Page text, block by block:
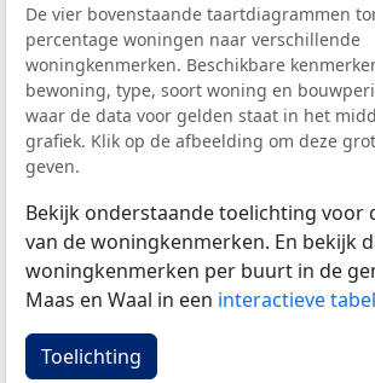
De vier bovenstaande taartdiagrammen
percentage woningen naar verschillende
woningkenmerken. Beschikbare
bewoning, type, soort woning en
waar de data voor gelden staat in het
grafiek. Klik op de afbeelding om deze
geven.
Bekijk onderstaande toelichting voor
van de woningkenmerken. En bekijk
woningkenmerken per buurt in de
Maas en Waal in een interactieve tabel
Toelichting